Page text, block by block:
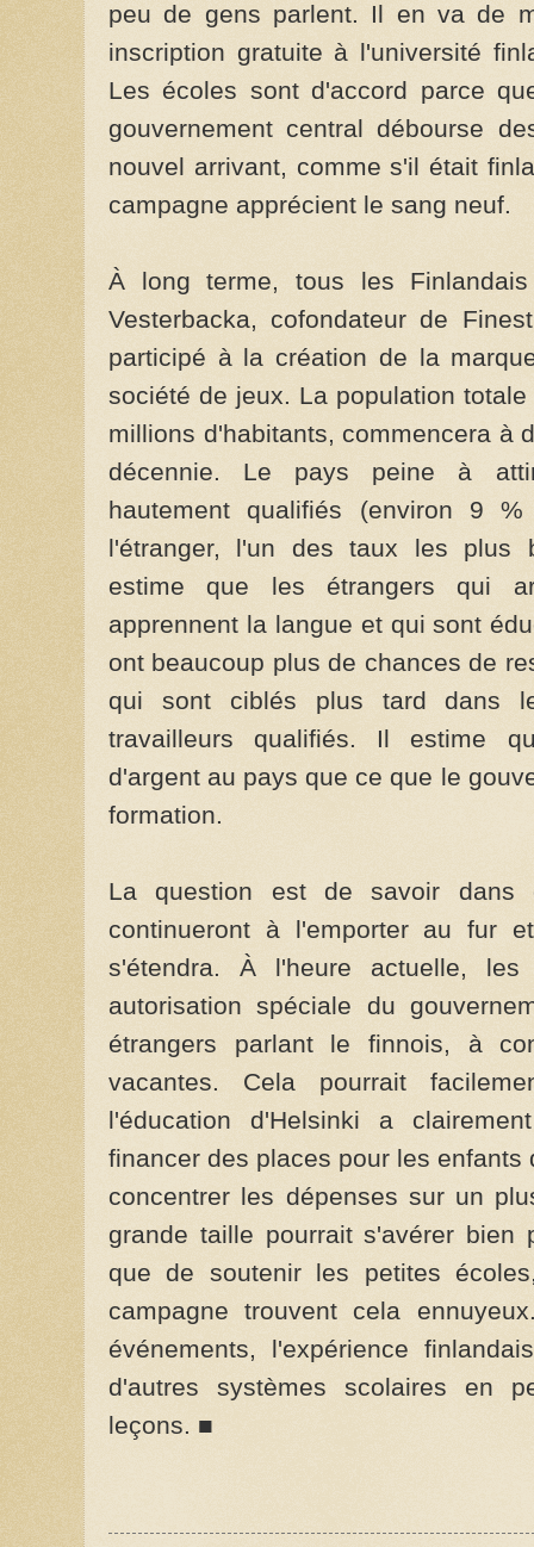
peu de gens parlent. Il en va de
inscription gratuite à l'université
Les écoles sont d'accord parce
gouvernement central débourse
nouvel arrivant, comme s'il était
campagne apprécient le sang neuf.
À long terme, tous les
Vesterbacka, cofondateur de
participé à la création de la
société de jeux. La population
millions d'habitants, commencera à
décennie. Le pays peine à
hautement qualifiés (environ 9
l'étranger, l'un des taux les plus
estime que les étrangers qui
apprennent la langue et qui sont
ont beaucoup plus de chances de
qui sont ciblés plus tard dans
travailleurs qualifiés. Il estime
d'argent au pays que ce que le
formation.
La question est de savoir dans
continueront à l'emporter au fur
s'étendra. À l'heure actuelle,
autorisation spéciale du
étrangers parlant le finnois, à
vacantes. Cela pourrait
l'éducation d'Helsinki a
financer des places pour les
concentrer les dépenses sur un
grande taille pourrait s'avérer bien
que de soutenir les petites
campagne trouvent cela
événements, l'expérience
d'autres systèmes scolaires en
leçons. ■